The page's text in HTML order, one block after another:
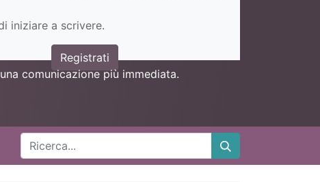
iniziare a scrivere.
Registrati
comunicazione più immediata.